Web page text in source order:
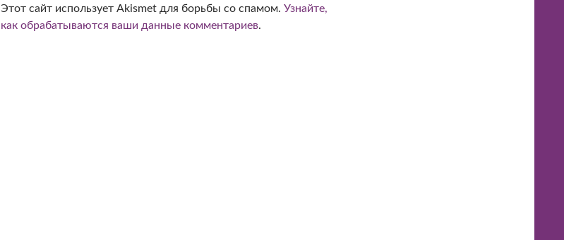
Этот сайт использует Akismet для борьбы со спамом. Узнайте,
как обрабатываются ваши данные комментариев.